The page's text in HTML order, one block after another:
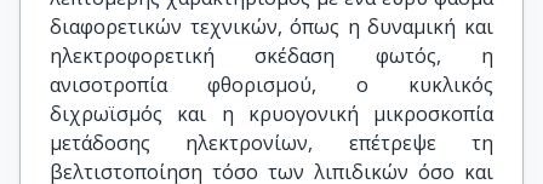
διαφορετικών τεχνικών, όπως η δυναμική και
ηλεκτροφορετική σκέδαση φωτός, η
ανισοτροπία φθορισμού, ο κυκλικός
διχρωϊσμός και η κρυογονική μικροσκοπία
μετάδοσης ηλεκτρονίων, επέτρεψε τη
βελτιστοποίηση τόσο των λιπιδικών όσο και